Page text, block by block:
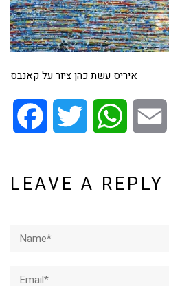
איריס עשת כהן ציור על קאנבס
Facebook Twitter WhatsApp
LEAVE A REPLY